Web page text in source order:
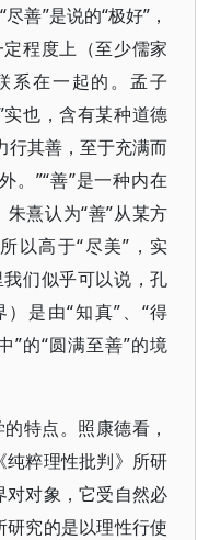
善”是说的“极好”，
定程度上（至少儒家
系在一起的。孟子
实也，含有某种道德
行其善，至于充满而
。”“善”是一种内在
熹认为“善”从某方
以高于“尽美”，实
我们似乎可以说，孔
是由“知真”、“得
”的“圆满至善”的境
特点。照康德看，
粹理性批判》所研
对象，它受自然必
究的是以理性行使